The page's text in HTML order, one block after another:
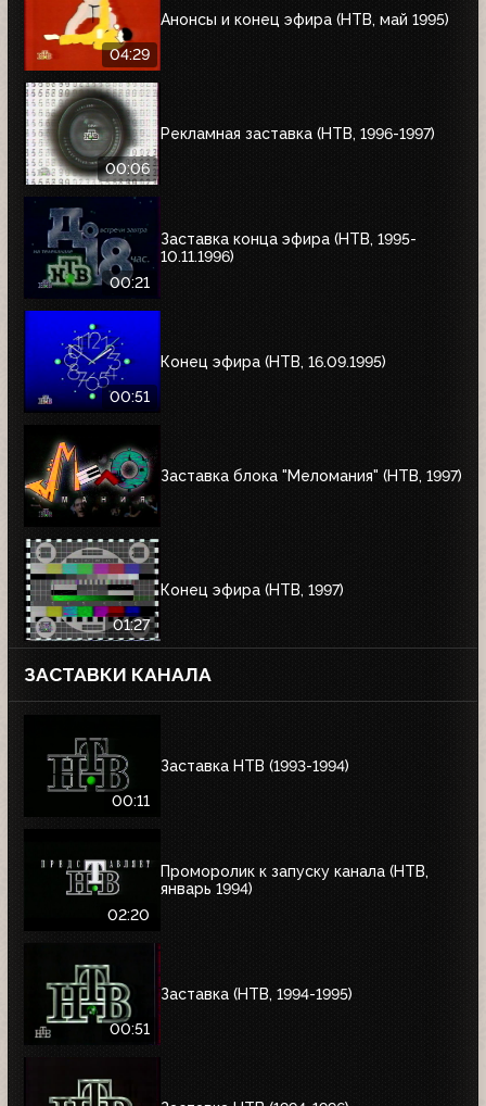
04:29
Анонсы и конец эфира (НТВ, май 1995)
00:06
Рекламная заставка (НТВ, 1996-1997)
00:21
Заставка конца эфира (НТВ, 1995-
10.11.1996)
00:51
Конец эфира (НТВ, 16.09.1995)
Заставка блока "Меломания" (НТВ, 1997)
01:27
Конец эфира (НТВ, 1997)
ЗАСТАВКИ КАНАЛА
00:11
Заставка НТВ (1993-1994)
02:20
Проморолик к запуску канала (НТВ,
январь 1994)
00:51
Заставка (НТВ, 1994-1995)